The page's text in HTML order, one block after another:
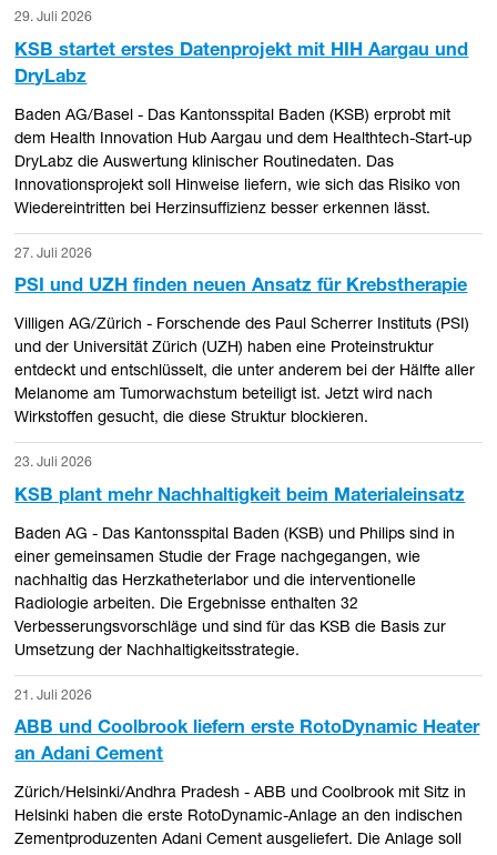
KSB startet erstes Datenprojekt mit HIH Aargau und
DryLabz
29. Juli 2026
Baden AG/Basel - Das Kantonsspital Baden (KSB) erprobt mit
dem Health Innovation Hub Aargau und dem Healthtech-Start-up
DryLabz die Auswertung klinischer Routinedaten. Das
Innovationsprojekt soll Hinweise liefern, wie sich das Risiko von
Wiedereintritten bei Herzinsuffizienz besser erkennen lässt.
PSI und UZH finden neuen Ansatz für Krebstherapie
27. Juli 2026
Villigen AG/Zürich - Forschende des Paul Scherrer Instituts (PSI)
und der Universität Zürich (UZH) haben eine Proteinstruktur
entdeckt und entschlüsselt, die unter anderem bei der Hälfte aller
Melanome am Tumorwachstum beteiligt ist. Jetzt wird nach
Wirkstoffen gesucht, die diese Struktur blockieren.
KSB plant mehr Nachhaltigkeit beim Materialeinsatz
23. Juli 2026
Baden AG - Das Kantonsspital Baden (KSB) und Philips sind in
einer gemeinsamen Studie der Frage nachgegangen, wie
nachhaltig das Herzkatheterlabor und die interventionelle
Radiologie arbeiten. Die Ergebnisse enthalten 32
Verbesserungsvorschläge und sind für das KSB die Basis zur
Umsetzung der Nachhaltigkeitsstrategie.
ABB und Coolbrook liefern erste RotoDynamic Heater
an Adani Cement
21. Juli 2026
Zürich/Helsinki/Andhra Pradesh - ABB und Coolbrook mit Sitz in
Helsinki haben die erste RotoDynamic-Anlage an den indischen
Zementproduzenten Adani Cement ausgeliefert. Die Anlage soll